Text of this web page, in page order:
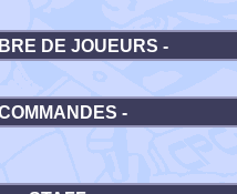
DE JOUEURS -
-